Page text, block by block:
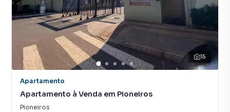
15
Apartamento
Apartamento à Venda em Pioneiros
Pioneiros